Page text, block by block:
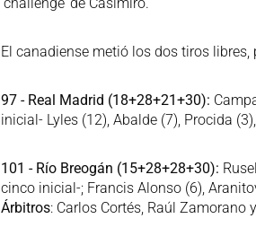
El canadiense metió los dos tiros
97 - Real Madrid (18+28+21+30):
inicial- Lyles (12), Abalde (7), Procida
101 - Río Breogán (15+28+28+30):
cinco inicial-; Francis Alonso (6),
Árbitros: Carlos Cortés, Raúl Zamorano